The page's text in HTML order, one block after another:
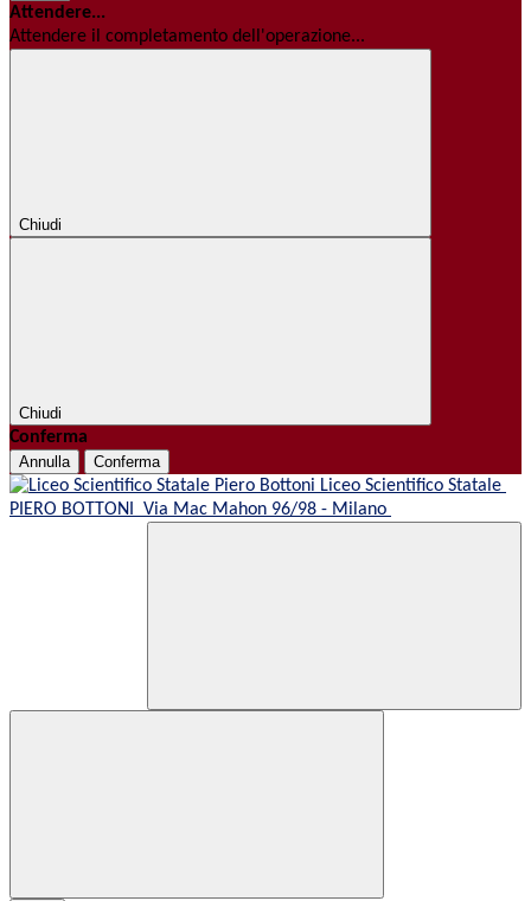
Attendere...
Attendere il completamento dell'operazione...
Chiudi
Chiudi
Conferma
Annulla Conferma
Liceo Scientifico Statale
PIERO BOTTONI Via Mac Mahon 96/98 - Milano